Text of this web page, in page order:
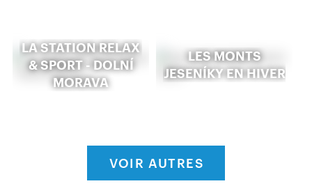
LA STATION RELAX
& SPORT - DOLNÍ
MORAVA
LES MONTS
JESENÍKY EN HIVER
VOIR AUTRES